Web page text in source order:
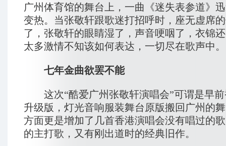
广州体育馆的舞台上，一曲《迷失表参道》
变热。当张敬轩跟歌迷打招呼时，座无虚席
了，张敬轩的眼睛湿了，声音哽咽了，衣锦
太多激情不知该如何表达，一切尽在歌声中。
七年金曲欲罢不能
这次“酷爱广州张敬轩演唱会”可谓是早前
升级版，灯光音响服装舞台原版搬回广州的
方面更是增加了几首香港演唱会没有唱过的
的主打歌，又有刚出道时的经典旧作。